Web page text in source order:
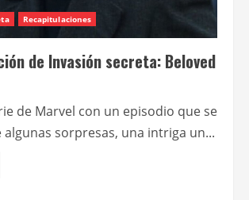
Recapitulaciones
de Invasión secreta: Beloved
de Marvel con un episodio que se
sorpresas, una intriga un...